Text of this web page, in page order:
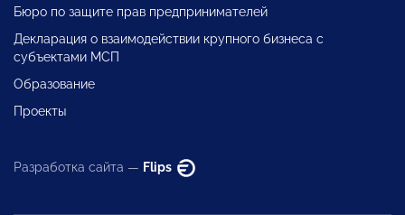
Бюро по защите прав предпринимателей
Декларация о взаимодействии крупного бизнеса с
субъектами МСП
Образование
Проекты
Разработка сайта — Flips